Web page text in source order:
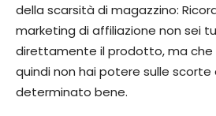
della scarsità di magazzino:
marketing di affiliazione non sei
direttamente il prodotto, ma che
quindi non hai potere sulle
determinato bene.